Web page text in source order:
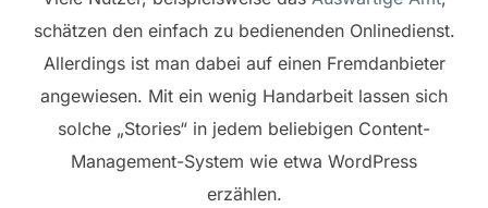
schätzen den einfach zu bedienenden Onlinedienst.
Allerdings ist man dabei auf einen Fremdanbieter
angewiesen. Mit ein wenig Handarbeit lassen sich
solche „Stories“ in jedem beliebigen Content-
Management-System wie etwa WordPress
erzählen.